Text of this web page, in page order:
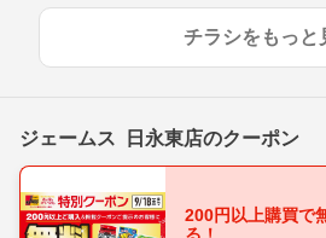
チラシをもっと
ジェームス 日永東店のクーポン
200円以上購買で
る！